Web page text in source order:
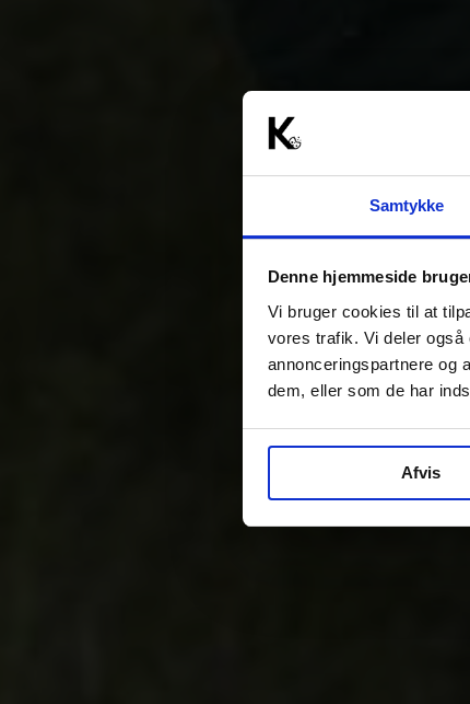
Samtykke
Denne hjemmeside
Vi bruger cookies til at
vores trafik. Vi deler også
annonceringspartnere og
dem, eller som de har
Afvis